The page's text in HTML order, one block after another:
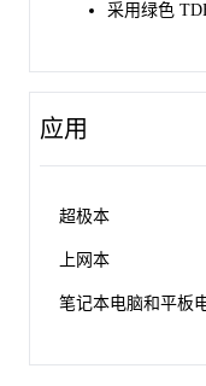
采用绿色
应用
超极本
上网本
笔记本电脑和平板